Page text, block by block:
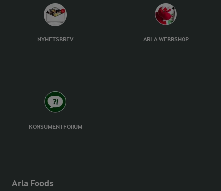
NYHETSBREV ARLA WEBBSHOP
KONSUMENTFORUM
Arla Foods